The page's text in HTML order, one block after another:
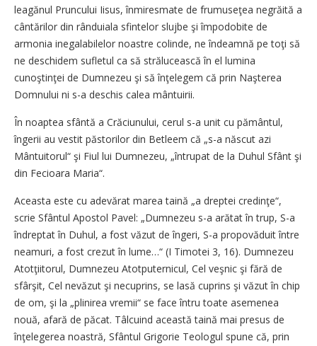
leagănul Pruncului Iisus, înmiresmate de frumuseţea negrăită a
cântărilor din rânduiala sfintelor slujbe şi împodobite de
armonia inegalabilelor noastre colinde, ne îndeamnă pe toţi să
ne deschidem sufletul ca să strălucească în el lumina
cunoştinţei de Dumnezeu şi să înţelegem că prin Naşterea
Domnului ni s-a deschis calea mântuirii.
În noaptea sfântă a Crăciunului, cerul s-a unit cu pământul,
îngerii au vestit păstorilor din Betleem că „s-a născut azi
Mântuitorul“ şi Fiul lui Dumnezeu, „întrupat de la Duhul Sfânt şi
din Fecioara Maria“.
Aceasta este cu adevărat marea taină „a dreptei credinţe“,
scrie Sfântul Apostol Pavel: „Dumnezeu s-a arătat în trup, S-a
îndreptat în Duhul, a fost văzut de îngeri, S-a propovăduit între
neamuri, a fost crezut în lume…“ (I Timotei 3, 16). Dumnezeu
Atotţiitorul, Dumnezeu Atotputernicul, Cel veşnic şi fără de
sfârşit, Cel nevăzut şi necuprins, se lasă cuprins şi văzut în chip
de om, şi la „plinirea vremii“ se face întru toate asemenea
nouă, afară de păcat. Tâlcuind această taină mai presus de
înţelegerea noastră, Sfântul Grigorie Teologul spune că, prin